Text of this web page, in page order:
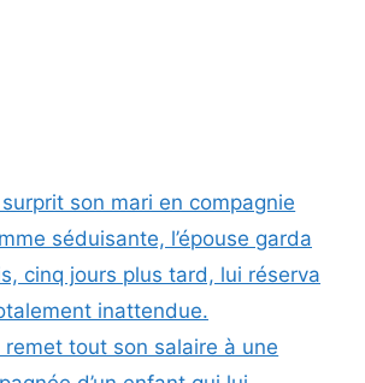
surprit son mari en compagnie
séduisante, l’épouse garda
cinq jours plus tard, lui réserva
inattendue.
remet tout son salaire à une